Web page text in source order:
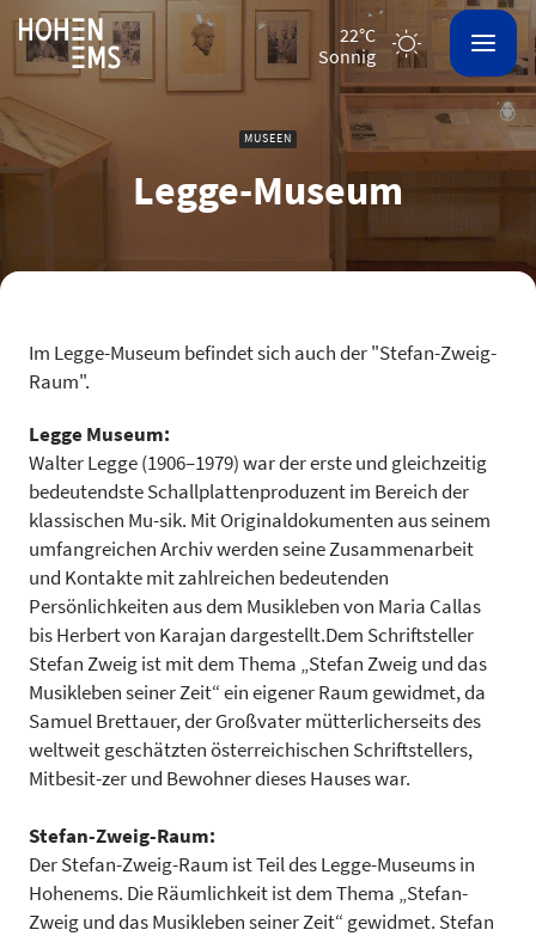
22°C
sonnig
MUSEEN
Legge-Museum
Im Legge-Museum befindet sich auch der "Stefan-Zweig-
Raum".
Legge Museum:
Walter Legge (1906–1979) war der erste und gleichzeitig
bedeutendste Schallplattenproduzent im Bereich der
klassischen Mu-sik. Mit Originaldokumenten aus seinem
umfangreichen Archiv werden seine Zusammenarbeit
und Kontakte mit zahlreichen bedeutenden
Persönlichkeiten aus dem Musikleben von Maria Callas
bis Herbert von Karajan dargestellt.Dem Schriftsteller
Stefan Zweig ist mit dem Thema „Stefan Zweig und das
Musikleben seiner Zeit“ ein eigener Raum gewidmet, da
Samuel Brettauer, der Großvater mütterlicherseits des
weltweit geschätzten österreichischen Schriftstellers,
Mitbesit-zer und Bewohner dieses Hauses war.
Stefan-Zweig-Raum:
Der Stefan-Zweig-Raum ist Teil des Legge-Museums in
Hohenems. Die Räumlichkeit ist dem Thema „Stefan-
Zweig und das Musikleben seiner Zeit“ gewidmet. Stefan